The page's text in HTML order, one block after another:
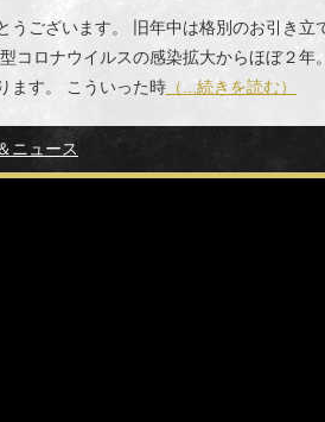
うございます。 旧年中は格別のお引き立
コロナウイルスの感染拡大からほぼ２年
ます。 こういった時 （...続きを読む）
ニュース